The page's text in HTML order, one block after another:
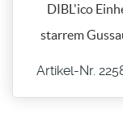
DIBL'ico
starrem
Artikel-Nr.